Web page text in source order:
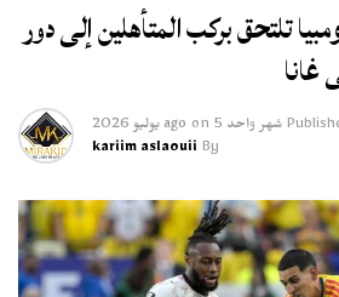
.. كولومبيا تلتحق بركب المتأهلين إلى دور
شهر واحد ago on 5 يوليو 2026
By
kariim aslaouii